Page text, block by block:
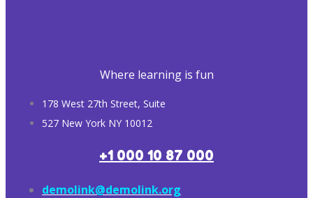
Where learning is fun
178 West 27th Street, Suite
527 New York NY 10012
+1 000 10 87 000
demolink@demolink.org